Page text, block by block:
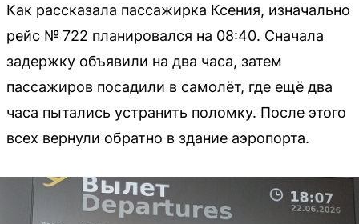
Как рассказала пассажирка Ксения, изначально
рейс № 722 планировался на 08:40. Сначала
задержку объявили на два часа, затем
пассажиров посадили в самолёт, где ещё два
часа пытались устранить поломку. После этого
всех вернули обратно в здание аэропорта.